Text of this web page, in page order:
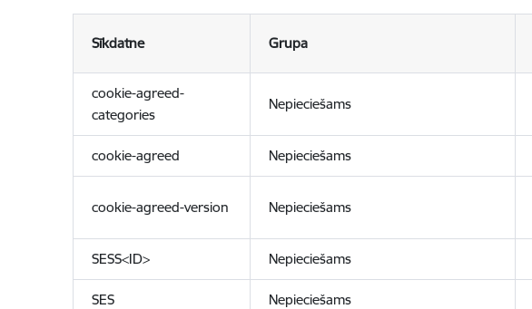
Sīkdatne Grupa
cookie-agreed-
categories
Nepieciešams
cookie-agreed Nepieciešams
cookie-agreed-version Nepieciešams
SESS<ID> Nepieciešams
SES Nepieciešams